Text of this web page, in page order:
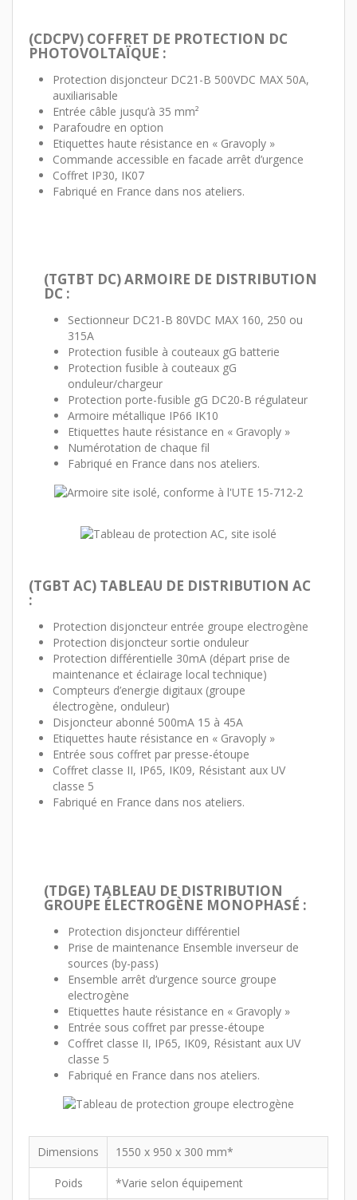
(CDCPV) COFFRET DE PROTECTION DC
PHOTOVOLTAÏQUE :
Protection disjoncteur DC21-B 500VDC MAX 50A,
auxiliarisable
Entrée câble jusqu’à 35 mm²
Parafoudre en option
Etiquettes haute résistance en « Gravoply »
Commande accessible en facade arrêt d’urgence
Coffret IP30, IK07
Fabriqué en France dans nos ateliers.
(TGTBT DC) ARMOIRE DE DISTRIBUTION
DC :
Sectionneur DC21-B 80VDC MAX 160, 250 ou
315A
Protection fusible à couteaux gG batterie
Protection fusible à couteaux gG
onduleur/chargeur
Protection porte-fusible gG DC20-B régulateur
Armoire métallique IP66 IK10
Etiquettes haute résistance en « Gravoply »
Numérotation de chaque fil
Fabriqué en France dans nos ateliers.
(TGBT AC) TABLEAU DE DISTRIBUTION AC
:
Protection disjoncteur entrée groupe electrogène
Protection disjoncteur sortie onduleur
Protection différentielle 30mA (départ prise de
maintenance et éclairage local technique)
Compteurs d’energie digitaux (groupe
électrogène, onduleur)
Disjoncteur abonné 500mA 15 à 45A
Etiquettes haute résistance en « Gravoply »
Entrée sous coffret par presse-étoupe
Coffret classe II, IP65, IK09, Résistant aux UV
classe 5
Fabriqué en France dans nos ateliers.
(TDGE) TABLEAU DE DISTRIBUTION
GROUPE ÉLECTROGÈNE MONOPHASÉ :
Protection disjoncteur différentiel
Prise de maintenance Ensemble inverseur de
sources (by-pass)
Ensemble arrêt d’urgence source groupe
electrogène
Etiquettes haute résistance en « Gravoply »
Entrée sous coffret par presse-étoupe
Coffret classe II, IP65, IK09, Résistant aux UV
classe 5
Fabriqué en France dans nos ateliers.
Dimensions 1550 x 950 x 300 mm*
Poids *Varie selon équipement